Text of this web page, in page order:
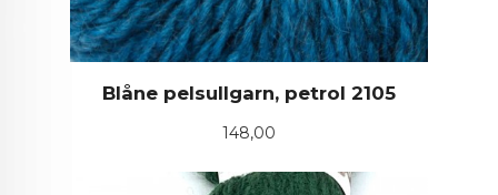
Blåne pelsullgarn, petrol 2105
Pris
148,00